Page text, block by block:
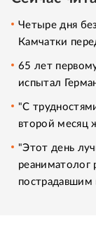
Четыре дня
Камчатки
65 лет
испытал
"С
второй месяц
"Этот день
реаниматолог
пострадавшим